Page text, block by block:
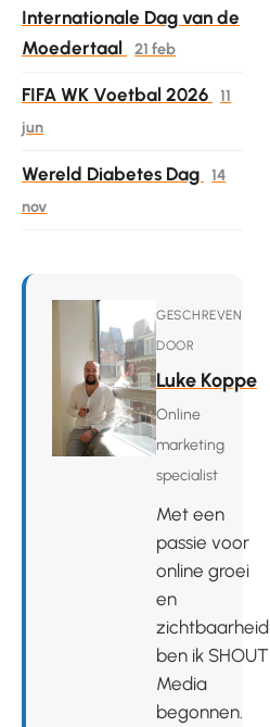
Internationale Dag van de
Moedertaal
21 feb
FIFA WK Voetbal 2026
11
jun
Wereld Diabetes Dag
14
nov
GESCHREVEN
DOOR
Luke Koppe
Online
marketing
specialist
Met een
passie voor
online groei
en
zichtbaarheid
ben ik SHOUT
Media
begonnen.